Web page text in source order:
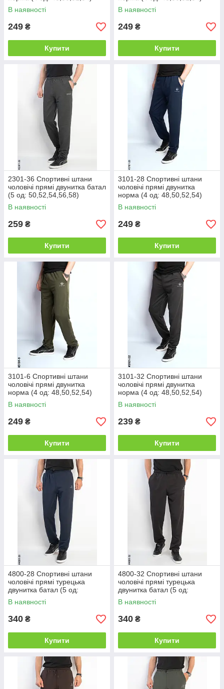
В наявності
249 ₴
Купити
В наявності
249 ₴
Купити
2301-36 Спортивні штани
чоловічі прямі двунитка батал
(5 од: 50,52,54,56,58)
В наявності
259 ₴
Купити
3101-28 Спортивні штани
чоловічі прямі двунитка
норма (4 од: 48,50,52,54)
В наявності
249 ₴
Купити
3101-6 Спортивні штани
чоловічі прямі двунитка
норма (4 од: 48,50,52,54)
В наявності
249 ₴
Купити
3101-32 Спортивні штани
чоловічі прямі двунитка
норма (4 од: 48,50,52,54)
В наявності
239 ₴
Купити
4800-28 Спортивні штани
чоловічі прямі турецька
двунитка батал (5 од:
50,52,54,56,58)
В наявності
340 ₴
Купити
4800-32 Спортивні штани
чоловічі прямі турецька
двунитка батал (5 од:
50,52,54,56,58)
В наявності
340 ₴
Купити